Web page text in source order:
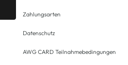
Zahlungsarten
Datenschutz
AWG CARD Teilnahmebedingungen